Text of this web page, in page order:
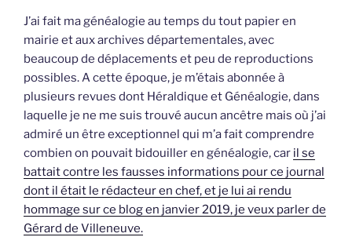
J’ai fait ma généalogie au temps du tout papier en
mairie et aux archives départementales, avec
beaucoup de déplacements et peu de reproductions
possibles. A cette époque, je m’étais abonnée à
plusieurs revues dont Héraldique et Généalogie, dans
laquelle je ne me suis trouvé aucun ancêtre mais où j’ai
admiré un être exceptionnel qui m’a fait comprendre
combien on pouvait bidouiller en généalogie, car il se
battait contre les fausses informations pour ce journal
dont il était le rédacteur en chef, et je lui ai rendu
hommage sur ce blog en janvier 2019, je veux parler de
Gérard de Villeneuve.